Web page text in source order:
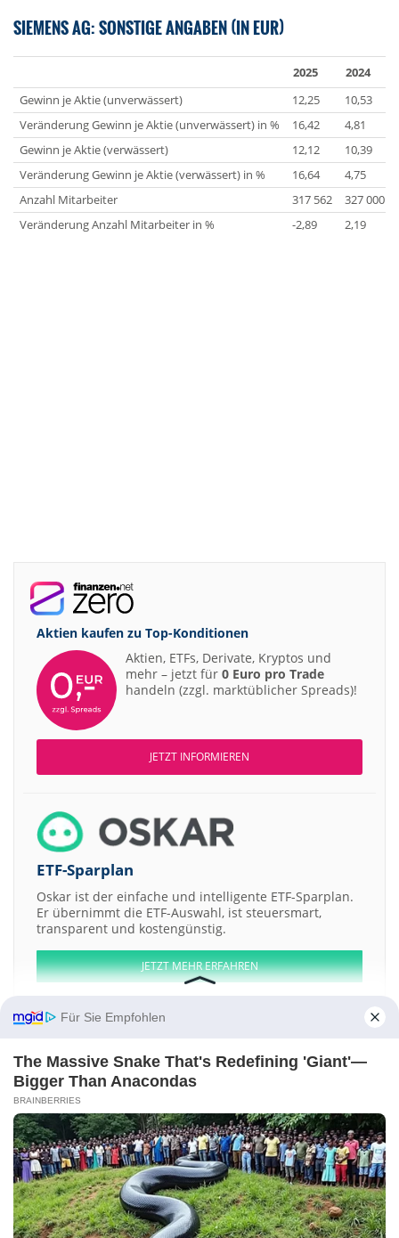
SIEMENS AG: SONSTIGE ANGABEN (IN EUR)
2025 2024
Gewinn je Aktie (unverwässert)
12,25 10,53
Veränderung Gewinn je Aktie (unverwässert) in %
16,42 4,81
Gewinn je Aktie (verwässert)
12,12 10,39
Veränderung Gewinn je Aktie (verwässert) in %
16,64 4,75
Anzahl Mitarbeiter
317 562 327 000
Veränderung Anzahl Mitarbeiter in %
-2,89 2,19
Aktien kaufen zu Top-Konditionen
Aktien, ETFs, Derivate, Kryptos und
mehr – jetzt für 0 Euro pro Trade
handeln (zzgl. marktüblicher Spreads)!
JETZT INFORMIEREN
ETF-Sparplan
Oskar ist der einfache und intelligente ETF-Sparplan.
Er übernimmt die ETF-Auswahl, ist steuersmart,
transparent und kostengünstig.
JETZT MEHR ERFAHREN
Aktien ATX DAX EuroStoxx 50 Dow Jones NASDAQ 100
Nikkei 225
S&P 500
Weitere Aktien:
Molecular Devices DATA MODUL Adobe LVMH Moet Hennessy
Louis Vuitton Conduit
Kontakt-Impressum-Werbung-Barrierefreiheit
Sitemap-Datenschutz-Disclaimer-AGB-Privatsphäre-Einstellungen
Für Sie Empfohlen
The Massive Snake That's Redefining 'Giant'—
Bigger Than Anacondas
BRAINBERRIES